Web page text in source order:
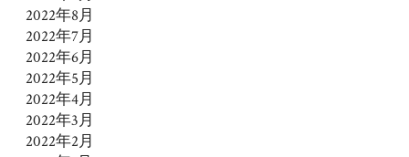
2022年8月
2022年7月
2022年6月
2022年5月
2022年4月
2022年3月
2022年2月